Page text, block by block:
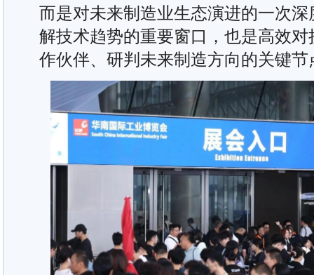
而是对未来制造业生态演进的一次
解技术趋势的重要窗口，也是高效
作伙伴、研判未来制造方向的关键节